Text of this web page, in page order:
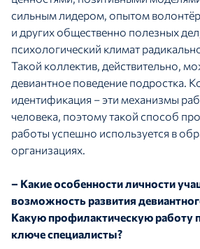
сильным лидером, опытом
и других общественно полезных
психологический климат
Такой коллектив, действительно,
девиантное поведение подростка.
идентификация – эти механизмы
человека, поэтому такой способ
работы успешно используется в
организациях.
– Какие особенности личности
возможность развития
Какую профилактическую работу
ключе специалисты?